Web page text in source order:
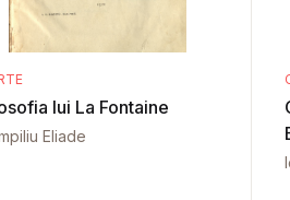
lui La Fontaine
Eliade